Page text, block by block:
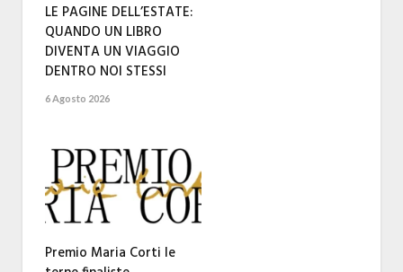
LE PAGINE DELL’ESTATE:
QUANDO UN LIBRO
DIVENTA UN VIAGGIO
DENTRO NOI STESSI
6 Agosto 2026
Premio Maria Corti le